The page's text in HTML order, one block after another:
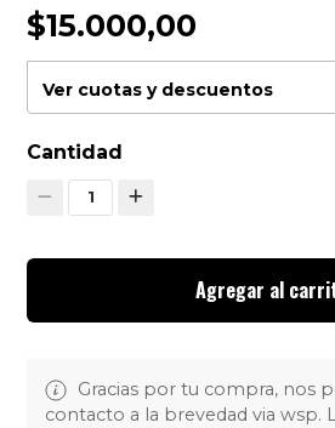
$15.000,00
Ver cuotas y descuentos
Cantidad
1
Agregar al
Gracias por tu compra, nos
contacto a la brevedad via wsp.